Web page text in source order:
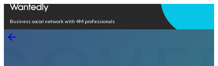
Business social network with 4M professionals